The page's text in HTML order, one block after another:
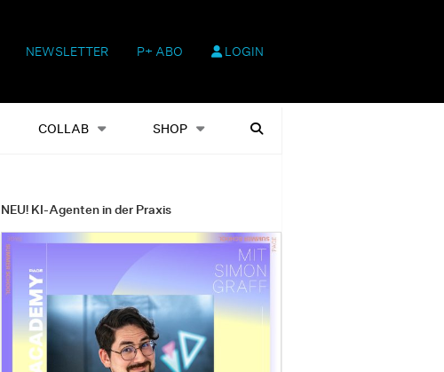
NEWSLETTER P+ ABO LOGIN
COLLAB SHOP
Shop Heftausgaben Suchen
NEU! KI-Agenten in der Praxis